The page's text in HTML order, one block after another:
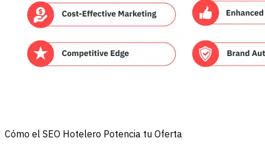
Cómo el SEO Hotelero Potencia tu Oferta